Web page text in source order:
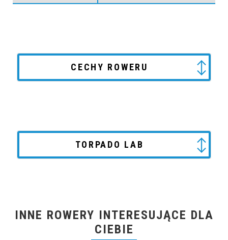
CECHY ROWERU
TORPADO LAB
INNE ROWERY INTERESUJĄCE DLA
CIEBIE